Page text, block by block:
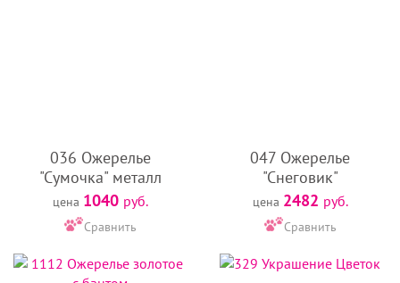
036 Ожерелье
"Сумочка" металл
цена 1040 руб.
Сравнить
047 Ожерелье
"Снеговик"
цена 2482 руб.
Сравнить